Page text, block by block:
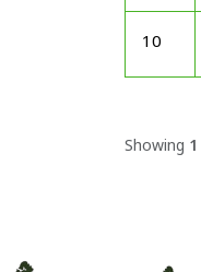
10
Showing 1